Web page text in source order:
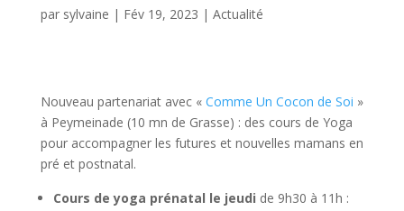
par sylvaine | Fév 19, 2023 | Actualité
Nouveau partenariat avec « Comme Un Cocon de Soi »
à Peymeinade (10 mn de Grasse) : des cours de Yoga
pour accompagner les futures et nouvelles mamans en
pré et postnatal.
Cours de yoga prénatal le jeudi de 9h30 à 11h :